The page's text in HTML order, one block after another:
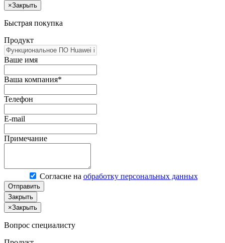
×Закрыть
Быстрая покупка
Продукт
Ваше имя
Ваша компания*
Телефон
E-mail
Примечание
Согласие на обработку персональных данных
Отправить
Закрыть
×Закрыть
Вопрос специалисту